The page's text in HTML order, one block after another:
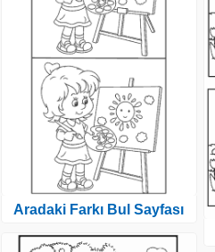
Aradaki Farkı Bul Sayfası